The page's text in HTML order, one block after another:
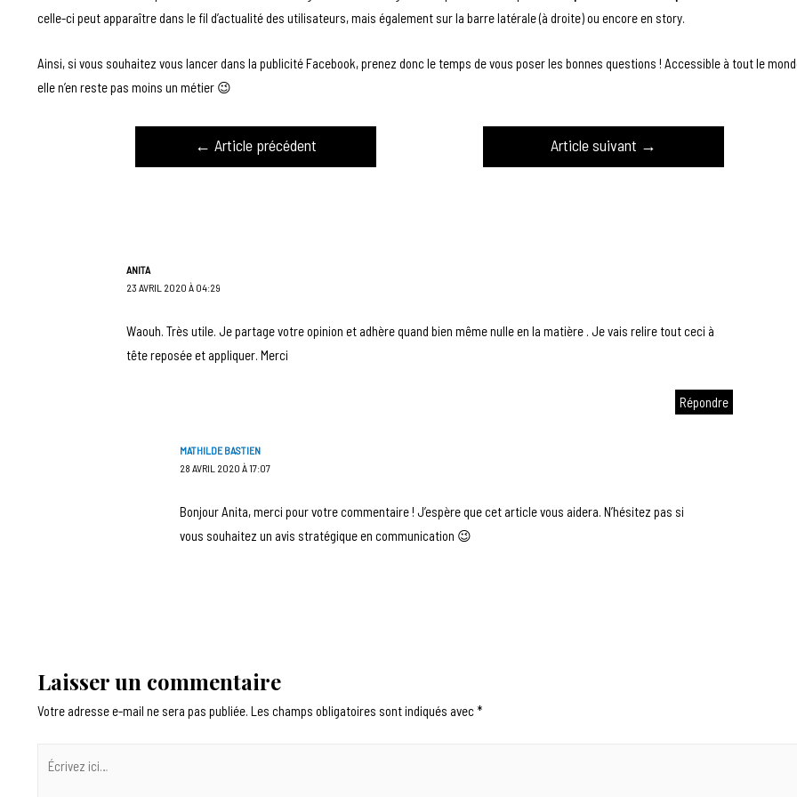
celle-ci peut apparaître dans le fil d’actualité des utilisateurs, mais également sur la barre latérale (à droite) ou encore en story.
Ainsi, si vous souhaitez vous lancer dans la publicité Facebook, prenez donc le temps de vous poser les bonnes questions ! Accessible à tout le
elle n’en reste pas moins un métier 😉
← Article précédent Article suivant →
ANITA
23 AVRIL 2020 À 04:29
Waouh. Très utile. Je partage votre opinion et adhère quand bien même nulle en la matière . Je vais relire tout ceci à
tête reposée et appliquer. Merci
Répondre
MATHILDE BASTIEN
28 AVRIL 2020 À 17:07
Bonjour Anita, merci pour votre commentaire ! J’espère que cet article vous aidera. N’hésitez pas si
vous souhaitez un avis stratégique en communication 😉
Laisser un commentaire
Votre adresse e-mail ne sera pas publiée. Les champs obligatoires sont indiqués avec *